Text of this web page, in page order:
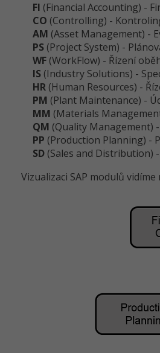
FI (Financial Accounting) -
CO (Controlling) -
AM (Asset Management) -
PS (Project System) -
WF (WorkFlow) - Řízení
IS (Industry Solutions) -
HR (Human Resources) -
PM (Plant Maintenance) -
MM (Materials
QM (Quality Management)
PP (Production Planning) -
SD (Sales and Distribution)
Vizualizaci SAP modulů